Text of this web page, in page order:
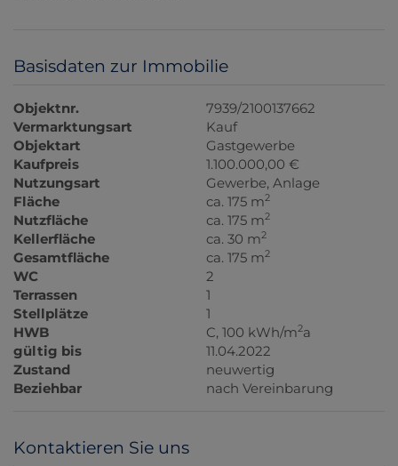
Basisdaten zur Immobilie
Objektnr.
7939/2100137662
Vermarktungsart
Kauf
Objektart
Gastgewerbe
Kaufpreis
1.100.000,00 €
Nutzungsart
Gewerbe Anlage
Fläche
ca. 175 m2
Nutzfläche ca. 175 m2
Kellerfläche ca. 30 m2
Gesamtfläche ca. 175 m2
WC
2
Terrassen
1
Stellplätze
1
HWB
C, 100 kWh/m2a
gültig bis
11.04.2022
Zustand
neuwertig
Beziehbar
nach Vereinbarung
Kontaktieren Sie uns